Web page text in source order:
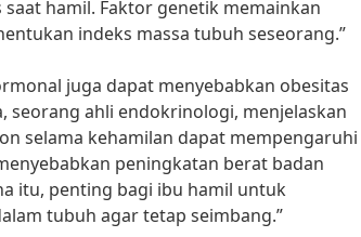
hamil. Faktor genetik memainkan
indeks massa tubuh seseorang.”
juga dapat menyebabkan obesitas
seorang ahli endokrinologi, menjelaskan
selama kehamilan dapat mempengaruhi
peningkatan berat badan
itu, penting bagi ibu hamil untuk
tubuh agar tetap seimbang.”